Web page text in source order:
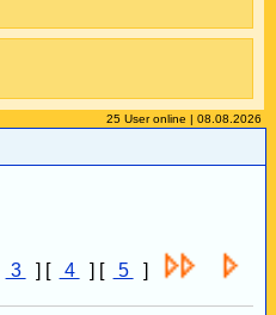
25 User online | 08.08.2026
3 ] [ 4 ] [ 5 ]